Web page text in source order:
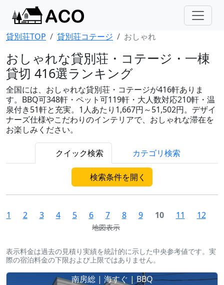
貸別荘TOP 貸別荘コテージ おしゃれ
おしゃれな貸別荘・コテージ・一棟
貸切 416選ランキング
全国には、おしゃれな貸別荘・コテージが416軒ありま
す。BBQ可348軒・ペット可119軒・大人数対応210軒・温
泉付き51軒と充実。1人あたり1,667円～51,502円。デザイ
ナーズ仕様やこだわりのインテリアで、おしゃれな滞在を
お楽しみください。
クイック検索 カテゴリ検索
検索条件を開く
1 2 3 4 5 6 7 8 9 10 11 12
地図表示
表示料金は過去の見積り実績を統計的に示した中央参考値です。実
際の宿泊料金の下限および上限ではありません。
南房総 | 海すぐ | BBQ